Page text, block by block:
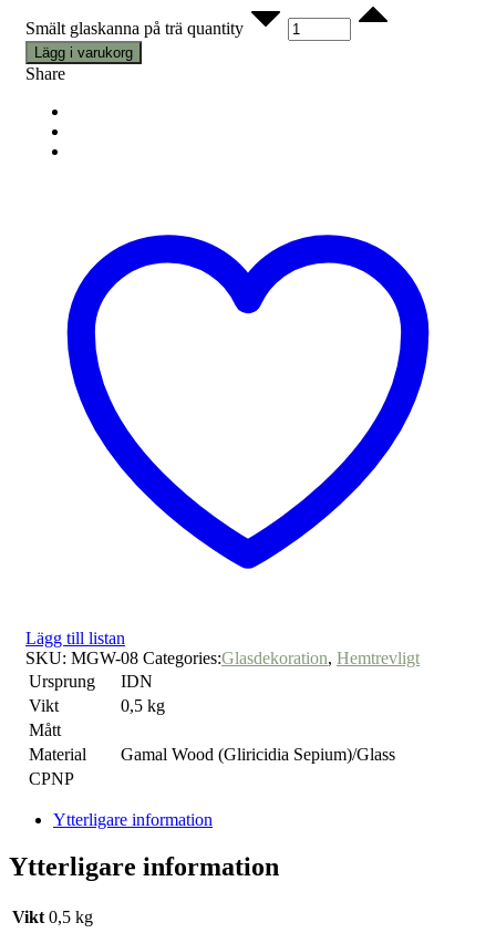
Smält glaskanna på trä quantity
Lägg i varukorg
Share
Lägg till listan
SKU: MGW-08 Categories:Glasdekoration, Hemtrevligt
Ursprung
IDN
Vikt
0,5 kg
Mått
Material
Gamal Wood (Gliricidia Sepium)/Glass
CPNP
Ytterligare information
Ytterligare information
Vikt 0,5 kg